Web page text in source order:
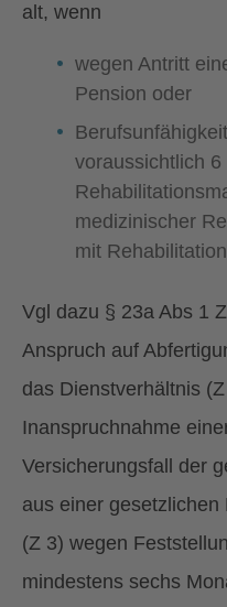
alt, wenn
wegen Antritt
Pension oder
voraussichtlich
medizinischer
mit
Vgl dazu § 23a Abs 1
Anspruch auf
das Dienstverhältnis
Inanspruchnahme
Versicherungsfall der
aus einer
(Z 3) wegen
mindestens sechs